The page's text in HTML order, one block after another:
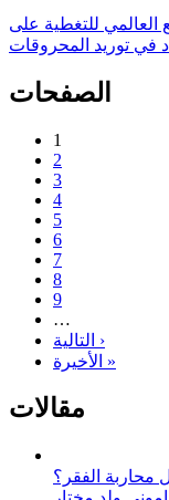
العالمي للتغطية على
في توريد المحروقات
الصفحات
1
2
3
4
5
6
7
8
9
…
التالية ›
الأخيرة »
مقالات
محاربة الفقر؟